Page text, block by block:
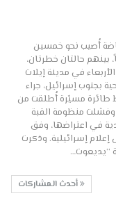
أُصيب نحو خمسين
بينهم حالتان خطرتان،
في مدينة إيلات
بجنوب إسرائيل، جراء
مسيّرة أُطلقت من
وفشلت منظومة القبة
في اعتراضها، وفق
إسرائيلية. وذكرت
“يديعوت…
أحدث المشاركات